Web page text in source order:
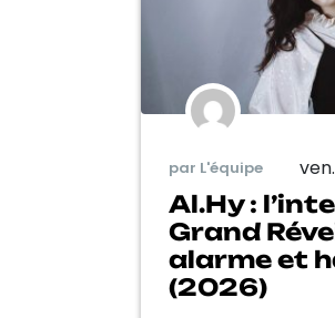
par L'équipe
Al.Hy :
Grand
alarme et
(2026)